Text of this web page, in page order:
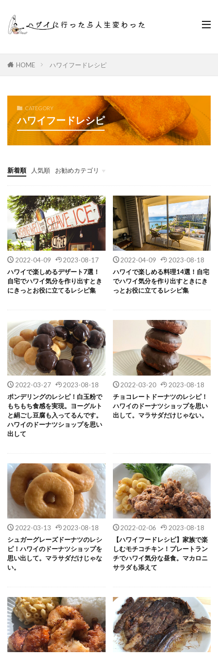
HOME ハワイフードレシピ
CATEGORY
ハワイフードレシピ
新着順 人気順 お勧めカテゴリ
ハワイ旅行のモデルプラン
出発準備
食事&アクティビティ
ハワイの移動手段
ハワイフードレシピ
2022-04-09
2023-08-17
ハワイで楽しめるデザート7選！
自宅でハワイ気分を作り出すとき
にきっとお役に立てるレシピ集
2022-04-09
2023-08-18
ハワイで楽しめる料理14選！自宅
でハワイ気分を作り出すときにき
っとお役に立てるレシピ集
2022-03-27
2023-08-18
ポンデリングのレシピ！白玉粉で
もちもち食感を実現。ヨーグルト
と絹ごし豆腐も入ってるんです。
ハワイのドーナツショップを思い
出して
2022-03-20
2023-08-18
チョコレートドーナツのレシピ！
ハワイのドーナツショップを思い
出して。マラサダだけじゃない。
2022-03-13
2023-08-18
シュガーグレーズドーナツのレシ
ピ！ハワイのドーナツショップを
思い出して。マラサダだけじゃな
い。
2022-02-06
2023-08-18
【ハワイフードレシピ】家族で楽
しむモチコチキン！プレートラン
チでハワイ気分な昼食。マカロニ
サラダも添えて